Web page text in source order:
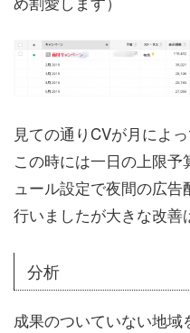
見ての通りCVが月によ
この時には一日の上限
ュール設定で夜間の広
行いましたが大きな改善
分析
成果のついていない地域